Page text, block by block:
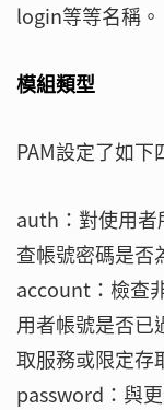
login等等名稱。
模組類型
PAM設定了如下
auth：對使用者
查帳號密碼是否
account：檢查
用者帳號是否已
取服務或限定存
password：與